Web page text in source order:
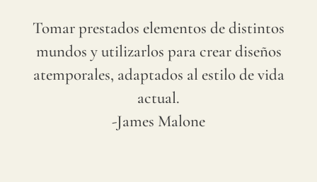
Tomar prestados elementos de distintos
mundos y utilizarlos para crear diseños
atemporales, adaptados al estilo de vida
actual.
-James Malone